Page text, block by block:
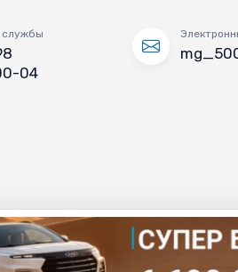
службы
04